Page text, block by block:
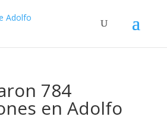
784
en Adolfo